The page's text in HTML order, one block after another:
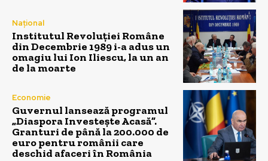
Național
Institutul Revoluției Române
din Decembrie 1989 i-a adus un
omagiu lui Ion Iliescu, la un an
de la moarte
Economie
Guvernul lansează programul
„Diaspora Investește Acasă”.
Granturi de până la 200.000 de
euro pentru românii care
deschid afaceri în România